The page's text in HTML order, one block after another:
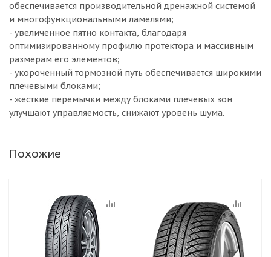
обеспечивается производительной дренажной системой
и многофункциональными ламелями;
- увеличенное пятно контакта, благодаря
оптимизированному профилю протектора и массивным
размерам его элементов;
- укороченный тормозной путь обеспечивается широкими
плечевыми блоками;
- жесткие перемычки между блоками плечевых зон
улучшают управляемость, снижают уровень шума.
Похожие